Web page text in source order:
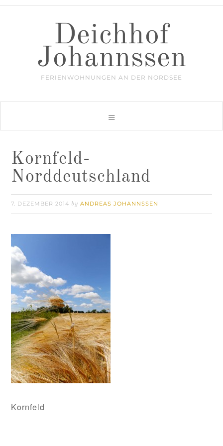
Deichhof
Johannssen
FERIENWOHNUNGEN AN DER NORDSEE
Kornfeld-
Norddeutschland
7. DEZEMBER 2014 byANDREAS JOHANNSSEN
Kornfeld